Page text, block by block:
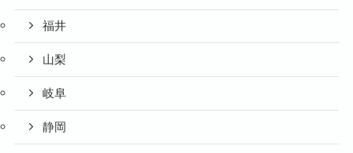
福井
山梨
岐阜
静岡